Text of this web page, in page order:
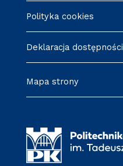
Polityka cookies
Deklaracja dostępności
Mapa strony